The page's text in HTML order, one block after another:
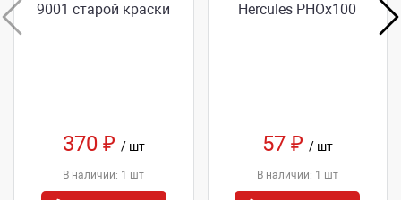
9001 старой краски
370 ₽ / шт
В наличии: 1 шт
Hercules PНОх100
57 ₽ / шт
В наличии: 1 шт